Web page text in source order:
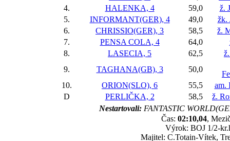
4.
HALENKA, 4 59,0
ž.
5.
INFORMANT(GER), 4 49,0
žk.
6.
CHRISSIO(GER), 3 58,5
ž.
7.
PENSA COLA, 4 64,0
8.
LASECIA, 5 62,5
9.
TAGHANA(GB), 3 50,0
10.
ORION(SLO), 6 55,5
am.
D
PERLIČKA, 2 58,5
ž.
Nestartovali:FANTASTIC
Čas: 02:10,04,
Výrok: BOJ 1/2-
Majitel: C.Totain-Vítek,